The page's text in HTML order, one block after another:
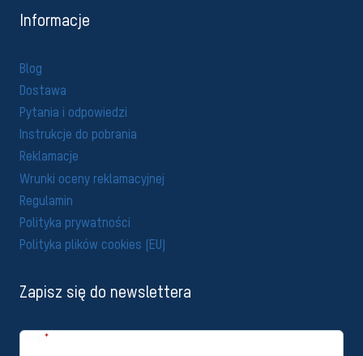
Informacje
Blog
Dostawa
Pytania i odpowiedzi
Instrukcje do pobrania
Reklamacje
Wrunki oceny reklamacyjnej
Regulamin
Polityka prywatności
Polityka plików cookies (EU)
Zapisz się do newslettera
*